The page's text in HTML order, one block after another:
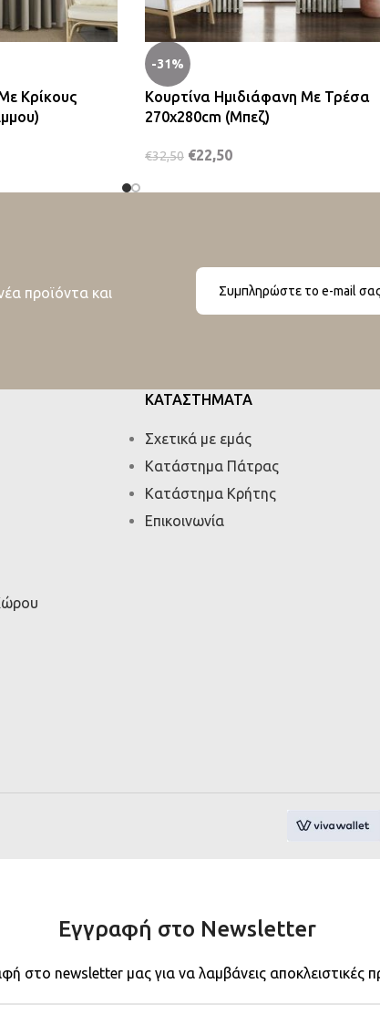
Κρίκους
-31%
Κουρτίνα Ημιδιάφανη Με Τρέσα
270x280cm (Μπεζ)
€32,50 €22,50
προϊόντα και
ΚΑΤΑΣΤΗΜΑΤΑ
Σχετικά με εμάς
Κατάστημα Πάτρας
Κατάστημα Κρήτης
Επικοινωνία
Εγγραφή στο Newsletter
στο newsletter μας για να λαμβάνεις αποκλειστικές